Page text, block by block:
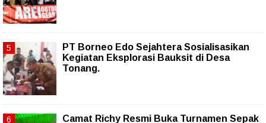
PT Borneo Edo Sejahtera Sosialisasikan
Kegiatan Eksplorasi Bauksit di Desa
Tonang.
Camat Richy Resmi Buka Turnamen Sepak